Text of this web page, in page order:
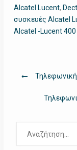
Alcatel Lucent,
συσκευές Alcatel
Alcatel -Lucent 400
Πλοήγηση
για: